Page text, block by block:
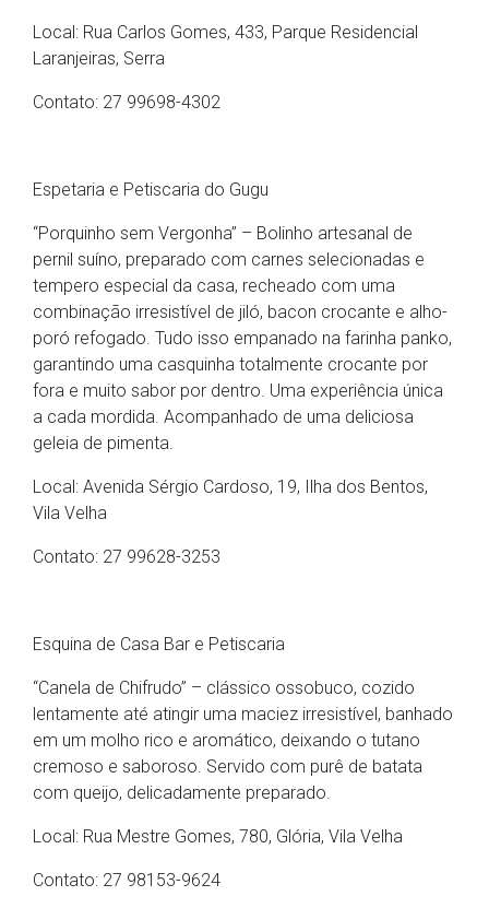
Local: Rua Carlos Gomes, 433, Parque Residencial
Laranjeiras, Serra
Contato: 27 99698-4302
Espetaria e Petiscaria do Gugu
“Porquinho sem Vergonha” – Bolinho artesanal de
pernil suíno, preparado com carnes selecionadas e
tempero especial da casa, recheado com uma
combinação irresistível de jiló, bacon crocante e alho-
poró refogado. Tudo isso empanado na farinha panko,
garantindo uma casquinha totalmente crocante por
fora e muito sabor por dentro. Uma experiência única
a cada mordida. Acompanhado de uma deliciosa
geleia de pimenta.
Local: Avenida Sérgio Cardoso, 19, Ilha dos Bentos,
Vila Velha
Contato: 27 99628-3253
Esquina de Casa Bar e Petiscaria
“Canela de Chifrudo” – clássico ossobuco, cozido
lentamente até atingir uma maciez irresistível, banhado
em um molho rico e aromático, deixando o tutano
cremoso e saboroso. Servido com purê de batata
com queijo, delicadamente preparado.
Local: Rua Mestre Gomes, 780, Glória, Vila Velha
Contato: 27 98153-9624